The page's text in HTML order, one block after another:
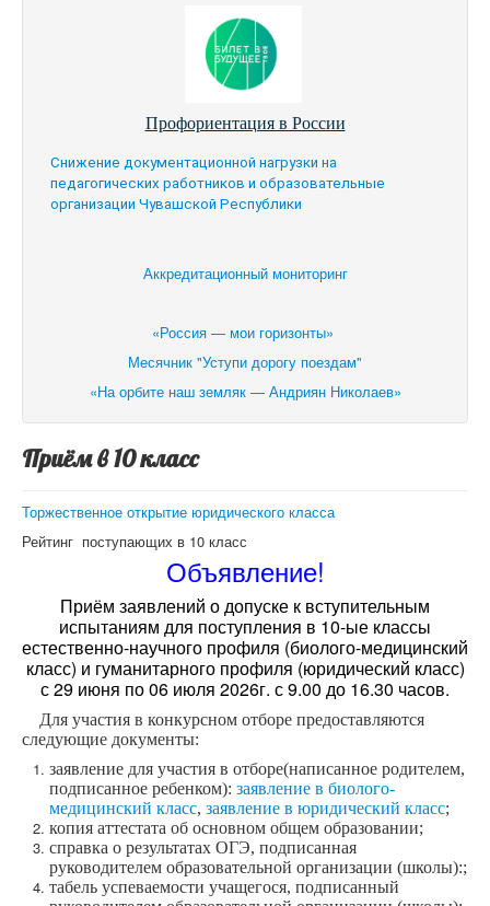
Профориентация в России
Снижение документационной нагрузки на
педагогических работников и образовательные
организации Чувашской Республики
Аккредитационный мониторинг
«Россия — мои горизонты»
Месячник "Уступи дорогу поездам"
«На орбите наш земляк — Андриян Николаев»
Приём в 10 класс
Торжественное открытие юридического класса
Рейтинг поступающих в 10 класс
Объявление!
Приём заявлений о допуске к вступительным
испытаниям для поступления в 10-ые классы
естественно-научного профиля (биолого-медицинский
класс) и гуманитарного профиля (юридический класс)
с 29 июня по 06 июля 2026г. с 9.00 до 16.30 часов.
Для участия в конкурсном отборе предоставляются
следующие документы:
заявление для участия в отборе(написанное родителем,
подписанное ребенком): заявление в биолого-
медицинский класс, заявление в юридический класс;
копия аттестата об основном общем образовании;
справка о результатах ОГЭ, подписанная
руководителем образовательной организации (школы):;
табель успеваемости учащегося, подписанный